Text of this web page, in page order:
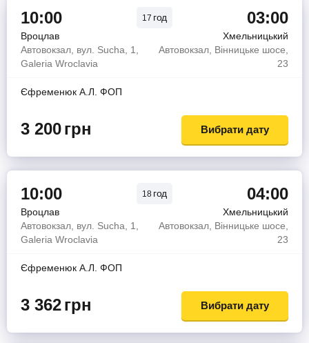
10:00 17 год 03:00
Вроцлав
Хмельницький
Автовокзал, вул. Sucha, 1,
Galeria Wroclavia
Автовокзал, Вінницьке шосе,
23
Єфременюк А.Л. ФОП
3 200грн Вибрати дату
10:00 18 год 04:00
Вроцлав
Хмельницький
Автовокзал, вул. Sucha, 1,
Galeria Wroclavia
Автовокзал, Вінницьке шосе,
23
Єфременюк А.Л. ФОП
3 362грн Вибрати дату